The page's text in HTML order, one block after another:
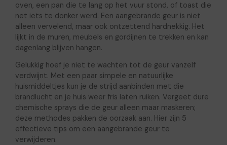
oven, een pan die te lang op het vuur stond, of toast die
net iets te donker werd. Een aangebrande geur is niet
alleen vervelend, maar ook ontzettend hardnekkig. Het
lijkt in de muren, meubels en gordijnen te trekken en kan
dagenlang blijven hangen.
Gelukkig hoef je niet te wachten tot de geur vanzelf
verdwijnt. Met een paar simpele en natuurlijke
huismiddeltjes kun je de strijd aanbinden met die
brandlucht en je huis weer fris laten ruiken. Vergeet dure
chemische sprays die de geur alleen maar maskeren;
deze methodes pakken de oorzaak aan. Hier zijn 5
effectieve tips om een aangebrande geur te
verwijderen.